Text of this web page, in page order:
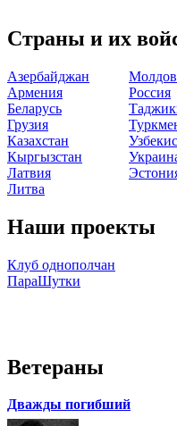
Страны и их
Азербайджан
Армения
Беларусь
Грузия
Казахстан
Кыргызстан
Латвия
Литва
Россия
Наши проекты
Клуб однополчан
ПараШутки
Ветераны
Дважды погибший